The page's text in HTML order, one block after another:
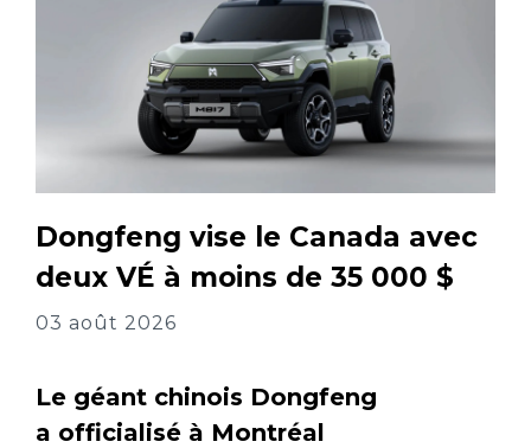
Dongfeng vise le Canada avec
deux VÉ à moins de 35 000 $
03 août 2026
Le géant chinois Dongfeng
a officialisé à Montréal